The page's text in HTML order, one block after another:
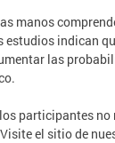
manos
indican
las
participantes no
el sitio de